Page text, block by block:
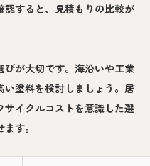
すると、見積もりの比較が
が大切です。海沿いや工業
塗料を検討しましょう。居
イクルコストを意識した選
す。